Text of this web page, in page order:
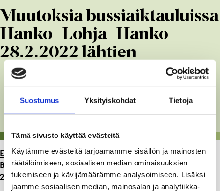
Suostumus Yksityiskohdat Tietoja
Tämä sivusto käyttää evästeitä
Käytämme evästeitä tarjoamamme sisällön ja mainosten
räätälöimiseen, sosiaalisen median ominaisuuksien
tukemiseen ja kävijämäärämme analysoimiseen. Lisäksi
jaamme sosiaalisen median, mainosalan ja analytiikka-
Muutoksia bussiaiktauluissa
Hanko- Lohja- Hanko
28.2.2022 lähtien
ETUSIVU>ARTIKKELIT>MUUTOKSIA
BUSSIAIKTAULUISSA HANKO- LOHJA- HANKO
28.2.2022 LÄHTIEN